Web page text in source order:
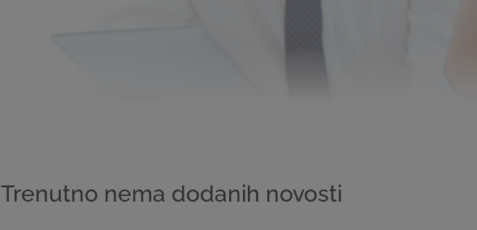
Trenutno nema dodanih novosti